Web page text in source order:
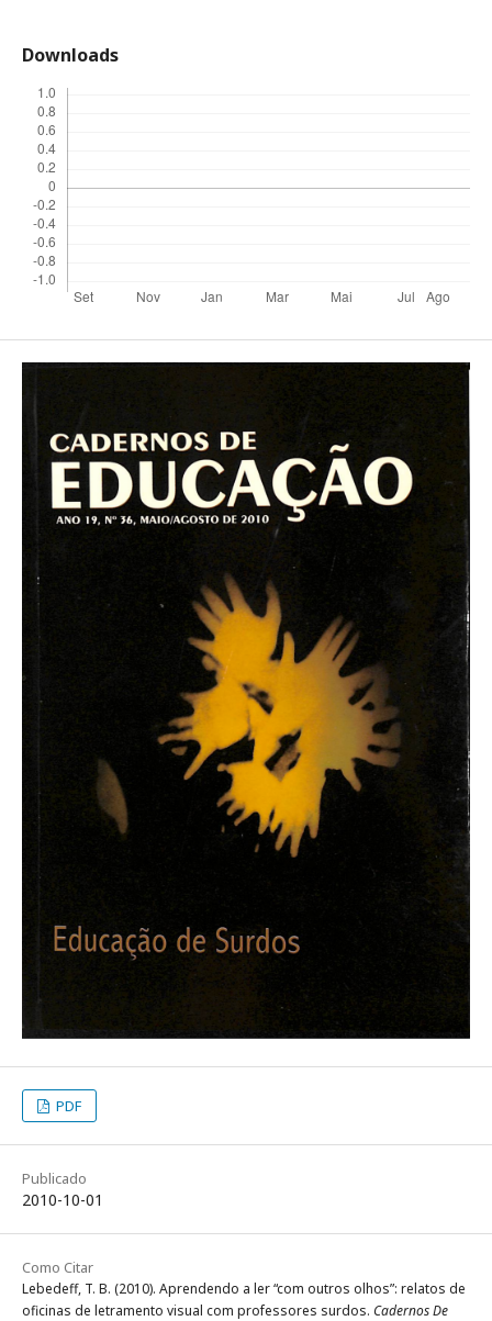
Downloads
PDF
Publicado
2010-10-01
Como Citar
Lebedeff, T. B. (2010). Aprendendo a ler “com outros olhos”: relatos de
oficinas de letramento visual com professores surdos. Cadernos De